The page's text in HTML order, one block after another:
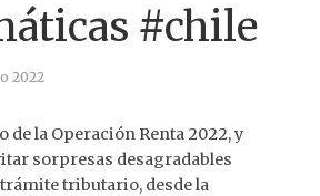
#chile
2022
de la Operación Renta 2022, y
sorpresas desagradables
tributario, desde la